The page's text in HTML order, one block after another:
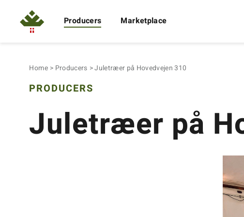
Producers Marketplace
Home Producers Juletræer på Hovedvejen 310
PRODUCERS
Juletræer på